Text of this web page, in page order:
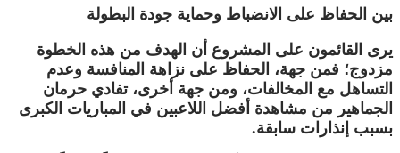
بين الحفاظ على الانضباط وحماية جودة البطولة
يرى القائمون على المشروع أن الهدف من هذه الخطوة
مزدوج؛ فمن جهة، الحفاظ على نزاهة المنافسة وعدم
التساهل مع المخالفات، ومن جهة أخرى، تفادي حرمان
الجماهير من مشاهدة أفضل اللاعبين في المباريات الكبرى
بسبب إنذارات سابقة.